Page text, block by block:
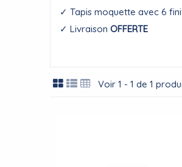
✓ Tapis moquette avec 6
✓ LivraisonOFFERTE
Voir 1 - 1 de 1